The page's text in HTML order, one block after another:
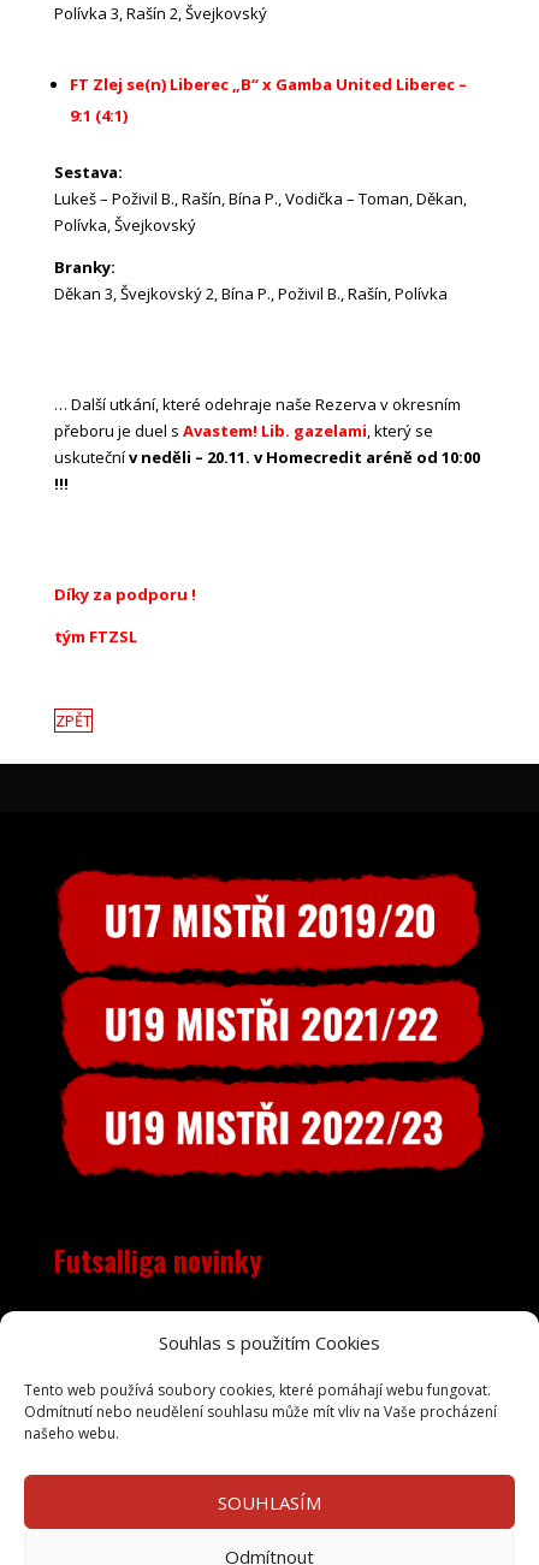
Souhlas s použitím Cookies
Tento web používá soubory cookies, které pomáhají webu fungovat.
Odmítnutí nebo neudělení souhlasu může mít vliv na Vaše procházení
našeho webu.
SOUHLASÍM
Odmítnout
Polívka 3, Rašín 2, Švejkovský
FT Zlej se(n) Liberec „B“ x Gamba United Liberec –
9:1 (4:1)
Sestava:
Lukeš – Poživil B., Rašín, Bína P., Vodička – Toman, Děkan,
Polívka, Švejkovský
Branky:
Děkan 3, Švejkovský 2, Bína P., Poživil B., Rašín, Polívka
… Další utkání, které odehraje naše Rezerva v okresním
přeboru je duel s Avastem! Lib. gazelami, který se
uskutečnív neděli – 20.11. v Homecredit aréně od 10:00
!!!
Díky za podporu !
tým FTZSL
ZPĚT
Futsalliga novinky
Objevila se nečekaná chyba, RSS zdroj je pravděpodobně
mimo provoz. Zkuste to prosím později.